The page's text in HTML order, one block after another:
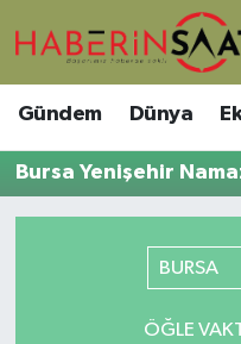
Gündem Dünya
Bursa Yenişehir
BURSA
ÖĞLE
Asayiş
Bilim ve Teknoloji
DIŞ HABER
Nöbetçi Eczaneler
Hava Durumu
Süper Lig Puan
Tüm Manşetler